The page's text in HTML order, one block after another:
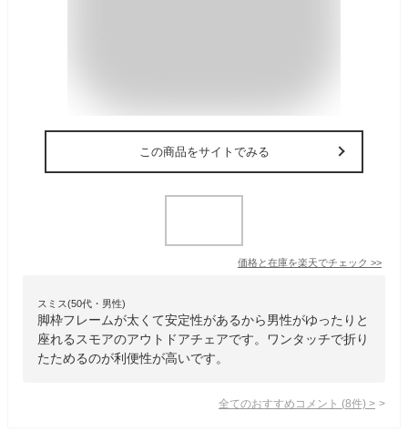
この商品をサイトでみる
価格と在庫を楽天でチェック >>
スミス(50代・男性)
脚枠フレームが太くて安定性があるから男性がゆったりと
座れるスモアのアウトドアチェアです。ワンタッチで折り
たためるのが利便性が高いです。
全てのおすすめコメント (8件) >